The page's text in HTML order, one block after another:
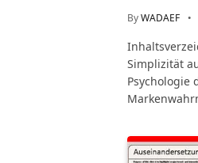
ByWADAEF
Simplizität
Psychologie